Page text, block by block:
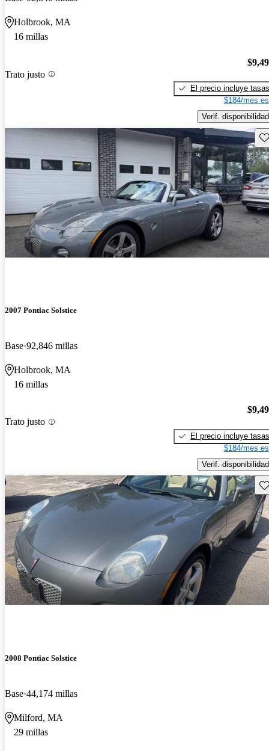
Holbrook, MA
16 millas
Trato justo
El precio incluye tasas
$184/mes
Verif. disponibilidad
2007 Pontiac Solstice
Base 92,846 millas
Holbrook, MA
16 millas
Trato justo
El precio incluye tasas
$184/mes
Verif. disponibilidad
2008 Pontiac Solstice
Base 44,174 millas
Milford, MA
29 millas